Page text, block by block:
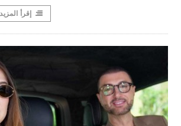
إقرأ المزيد